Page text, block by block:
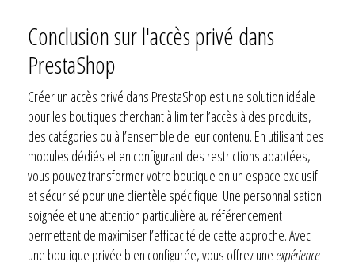
Conclusion sur l'accès privé dans
PrestaShop
Créer un accès privé dans PrestaShop est une solution idéale
pour les boutiques cherchant à limiter l’accès à des produits,
des catégories ou à l’ensemble de leur contenu. En utilisant des
modules dédiés et en configurant des restrictions adaptées,
vous pouvez transformer votre boutique en un espace exclusif
et sécurisé pour une clientèle spécifique. Une personnalisation
soignée et une attention particulière au référencement
permettent de maximiser l’efficacité de cette approche. Avec
une boutique privée bien configurée, vous offrez une expérience